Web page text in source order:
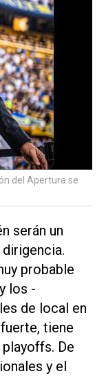
del Apertura se
serán un
probable
los -
de local en
tiene
De
y el